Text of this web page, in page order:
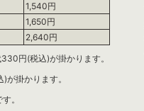
1,540円
1,650円
2,640円
円(税込)が掛かります。
掛かります。
。